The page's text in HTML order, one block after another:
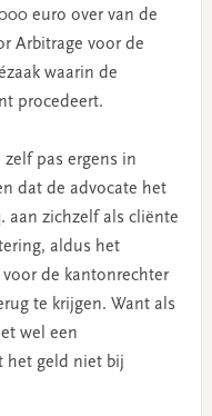
euro over van de
Arbitrage voor de
waarin de
procedeert.
pas ergens in
dat de advocate het
aan zichzelf als cliënte
aldus het
de kantonrechter
te krijgen. Want als
wel een
het geld niet bij